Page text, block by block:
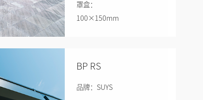
罩盒：
100×150mm
最大面积：
BP RS
品牌：SUYS